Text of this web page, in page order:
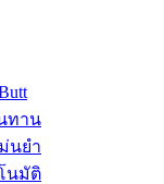
ทาน
นยำ
นมัติ